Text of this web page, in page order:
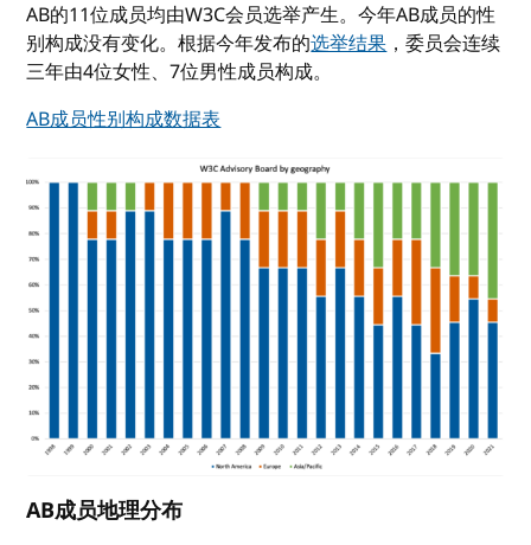
AB的11位成员均由W3C会员选举产生。今年AB成员的性
别构成没有变化。根据今年发布的选举结果，委员会连续
三年由4位女性、7位男性成员构成。
AB成员性别构成数据表
AB成员地理分布